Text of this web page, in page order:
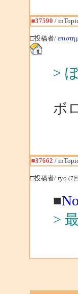
■37590 /
□投稿者/
>
ボ
■37662 /
□投稿者/ ryo (7
■
>